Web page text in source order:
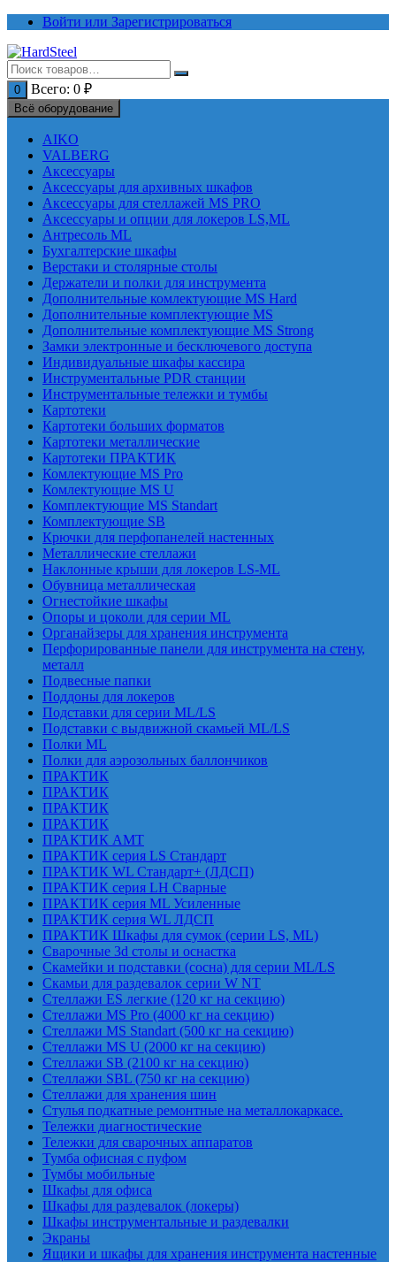
Перейти
содержимому
Войти или Зарегистрироваться
0 Всего: 0 ₽
Всё оборудование
AIKO
VALBERG
Аксессуары
Аксессуары для архивных шкафов
Аксессуары для стеллажей MS PRO
Аксессуары и опции для локеров LS,ML
Антресоль ML
Бухгалтерские шкафы
Верстаки и столярные столы
Держатели и полки для инструмента
Дополнительные комлектующие MS Hard
Дополнительные комплектующие MS
Дополнительные комплектующие MS Strong
Замки электронные и бесключевого доступа
Индивидуальные шкафы кассира
Инструментальные PDR станции
Инструментальные тележки и тумбы
Картотеки
Картотеки больших форматов
Картотеки металлические
Картотеки ПРАКТИК
Комлектующие MS Pro
Комлектующие MS U
Комплектующие MS Standart
Комплектующие SB
Крючки для перфопанелей настенных
Металлические стеллажи
Наклонные крыши для локеров LS-ML
Обувница металлическая
Огнестойкие шкафы
Опоры и цоколи для серии ML
Органайзеры для хранения инструмента
Перфорированные панели для инструмента на стену,
металл
Подвесные папки
Поддоны для локеров
Подставки для серии ML/LS
Подставки с выдвижной скамьей ML/LS
Полки ML
Полки для аэрозольных баллончиков
ПРАКТИК
ПРАКТИК
ПРАКТИК
ПРАКТИК
ПРАКТИК AMT
ПРАКТИК cерия LS Стандарт
ПРАКТИК WL Стандарт+ (ЛДСП)
ПРАКТИК серия LH Сварные
ПРАКТИК серия ML Усиленные
ПРАКТИК серия WL ЛДСП
ПРАКТИК Шкафы для сумок (серии LS, ML)
Сварочные 3d столы и оснастка
Скамейки и подставки (сосна) для серии ML/LS
Скамьи для раздевалок серии W NT
Стеллажи ES легкие (120 кг на секцию)
Стеллажи MS Pro (4000 кг на секцию)
Стеллажи MS Standart (500 кг на секцию)
Стеллажи MS U (2000 кг на секцию)
Стеллажи SB (2100 кг на секцию)
Стеллажи SBL (750 кг на секцию)
Стеллажи для хранения шин
Стулья подкатные ремонтные на металлокаркасе.
Тележки диагностические
Тележки для сварочных аппаратов
Тумба офисная с пуфом
Тумбы мобильные
Шкафы для офиса
Шкафы для раздевалок (локеры)
Шкафы инструментальные и раздевалки
Экраны
Ящики и шкафы для хранения инструмента настенные